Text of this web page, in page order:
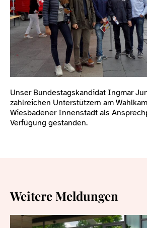
Unser Bundestagskandidat Ingmar
zahlreichen Unterstützern am
Wiesbadener Innenstadt als
Verfügung gestanden.
Weitere Meldungen